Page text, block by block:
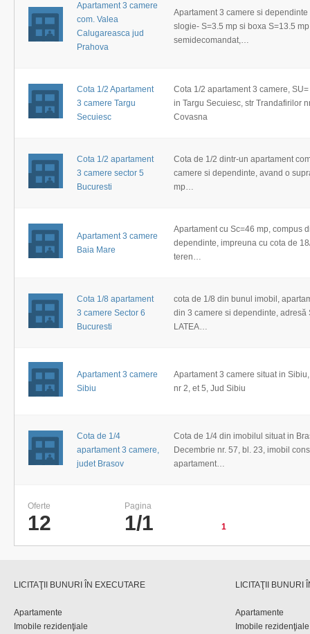
Apartament 3 camere
com. Valea
Calugareasca jud
Prahova
Apartament 3 camere si dependinte
slogie- S=3.5 mp si boxa S=13.5
semidecomandat,…
Cota 1/2 Apartament
3 camere Targu
Secuiesc
Cota 1/2 apartament 3 camere,
in Targu Secuiesc, str Trandafirilor
Covasna
Cota 1/2 apartament
3 camere sector 5
Bucuresti
Cota de 1/2 dintr-un apartament
camere si dependinte, avand o
mp…
Apartament 3 camere
Baia Mare
Apartament cu Sc=46 mp, compus
dependinte, impreuna cu cota de
teren…
Cota 1/8 apartament
3 camere Sector 6
Bucuresti
cota de 1/8 din bunul imobil,
din 3 camere si dependinte, adresă
LATEA…
Apartament 3 camere
Sibiu
Apartament 3 camere situat in
nr 2, et 5, Jud Sibiu
Cota de 1/4
apartament 3 camere,
judet Brasov
Cota de 1/4 din imobilul situat in
Decembrie nr. 57, bl. 23, imobil
apartament…
Oferte
12
Pagina
1/1 1
LICITAŢII BUNURI ÎN EXECUTARE
Apartamente
Imobile rezidenţiale
LICITAŢII BUNURI
Apartamente
Imobile rezidenţiale